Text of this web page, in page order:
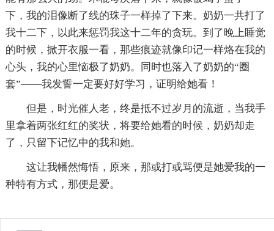
下，我的泪像断了线的珠子一样掉了下来。奶奶一共打了
我十二下，以此来惩罚我这十二年的贪玩。到了晚上睡觉
的时候，掀开衣服一看，那些痕迹就像印记一样烙在我的
心头，我的心里恼极了奶奶。同时也落入了奶奶的“圈
套”——我发誓一定要好好学习，证明给她看！
但是，时光催人老，终是抵不过岁月的流逝，当我手
里拿着两张红红的奖状，将要给她看的时候，奶奶却走
了，只留下记忆中的我和她。
这让我幡然悔悟，原来，那或打或骂便是她爱我的一
种特有方式，那便是爱。